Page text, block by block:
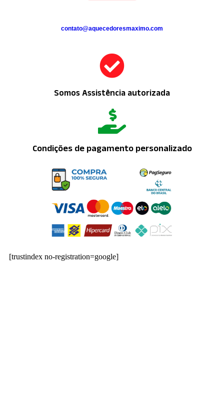
contato@aquecedoresmaximo.com
Somos Assistência autorizada
Condições de pagamento personalizado
[trustindex no-registration=google]